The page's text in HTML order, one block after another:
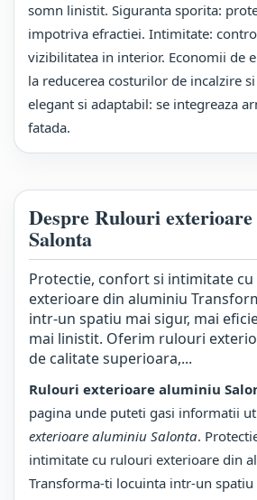
somn linistit. Siguranta sporita:
impotriva efractiei. Intimitate:
vizibilitatea in interior. Economii de
la reducerea costurilor de incalzire
elegant si adaptabil: se integreaza
fatada.
Despre Rulouri
Salonta
Protectie, confort si intimitate
exterioare din aluminiu
intr-un spatiu mai sigur, mai
mai linistit. Oferim rulouri
de calitate superioara,...
Rulouri exterioare aluminiu
pagina unde puteti gasi informatii
exterioare aluminiu Salonta.
intimitate cu rulouri exterioare din
Transforma-ti locuinta intr-un spatiu